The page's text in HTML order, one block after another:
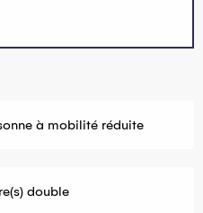
à mobilité réduite
double